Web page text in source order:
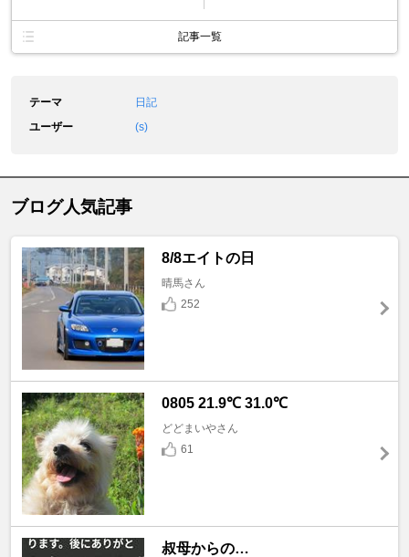
記事一覧
テーマ
日記
ユーザー
(s)
ブログ人気記事
8/8エイトの日
晴馬さん
252
0805 21.9℃ 31.0℃
どどまいやさん
61
叔母からの…